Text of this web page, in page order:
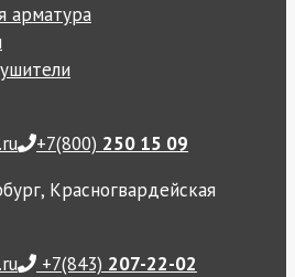
арматура
+7(800) 250 15 09
Красногвардейская
+7(843) 207-22-02